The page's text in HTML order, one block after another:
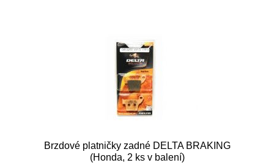
Brzdové platničky zadné DELTA BRAKING
(Honda, 2 ks v balení)